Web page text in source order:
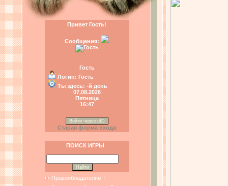
Привет Гость!
Сообщения:
Гость
Логин: Гость
Ты здесь: -й день
07.08.2026
Пятница
16:47
Войти через uID
Старая форма входа
ПОИСК ИГРЫ
Правообладателям !